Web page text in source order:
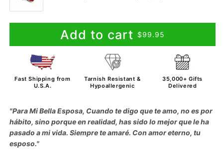
Add to cart $99.95
Fast Shipping from
U.S.A.
Tarnish Resistant &
Hypoallergenic
35,000+ Gifts
Delivered
"Para Mi Bella Esposa, Cuando te digo que te amo, no es por
hábito, sino porque en realidad, has sido lo mejor que le ha
pasado a mi vida. Siempre te amaré. Con amor eterno, tu
esposo."